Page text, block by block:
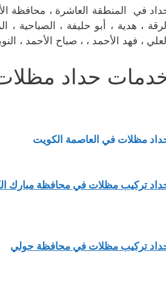
في المنطقة العاشرة ، محافظة
، هدية ، أبو حليفة ، الصباحية ،
، فهد الأحمد ، ، صباح الأحمد ،
حداد
مظلات في العاصمة الكويت
تركيب مظلات في محافظة مبارك
تركيب مظلات في محافظة حولي